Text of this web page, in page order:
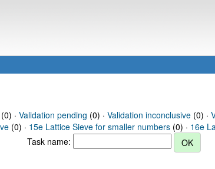
· Validation pending (0) · Validation inconclusive(0) ·
(0) · 15e Lattice Sieve for smaller numbers (0) · 16e
Task name: